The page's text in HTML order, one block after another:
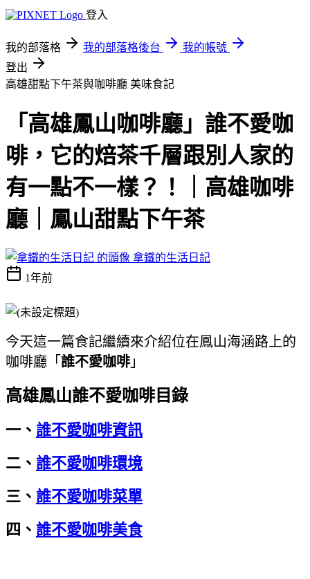
登入
我的部落格 我的部落格後台
我的帳號
登出
高雄甜點下午茶與咖啡廳 美味食記
「高雄鳳山咖啡廳」誰不愛咖
啡，它的焙茶千層跟別人家的
有一點不一樣？！｜高雄咖啡
廳｜鳳山甜點下午茶
拿鐵的生活日記
1年前
今天這一篇食記繼續來介紹位在鳳山海涵路上的
咖啡廳「 誰不愛咖啡 」
高雄鳳山誰不愛咖啡目錄
一、 誰不愛咖啡資訊
二、 誰不愛咖啡環境
三、 誰不愛咖啡菜單
四、 誰不愛咖啡美食